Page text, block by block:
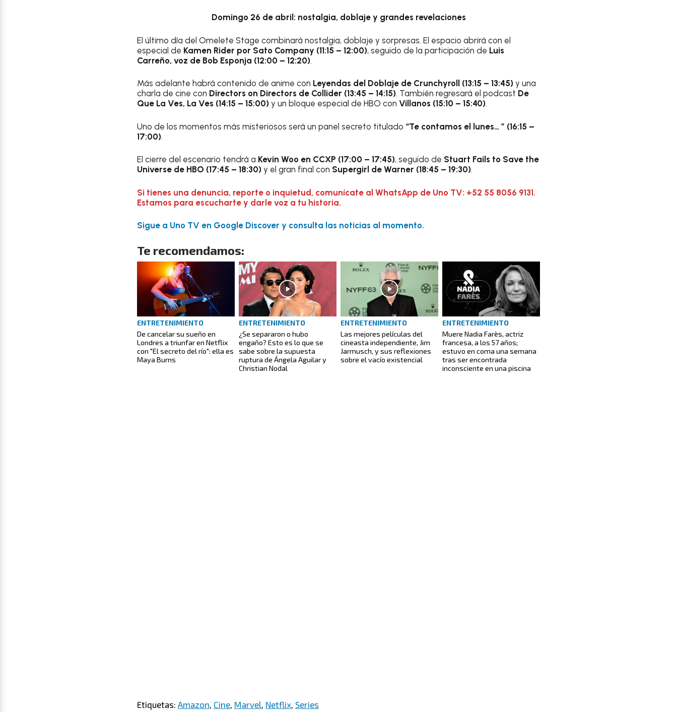
Domingo 26 de abril: nostalgia, doblaje y grandes revelaciones
El último día del Omelete Stage combinará nostalgia, doblaje y sorpresas. El espacio abrirá con el
especial de Kamen Rider por Sato Company (11:15 – 12:00), seguido de la participación de Luis
Carreño, voz de Bob Esponja (12:00 – 12:20).
Más adelante habrá contenido de anime con Leyendas del Doblaje de Crunchyroll (13:15 – 13:45) y una
charla de cine con Directors on Directors de Collider (13:45 – 14:15). También regresará el podcast De
Que La Ves, La Ves (14:15 – 15:00) y un bloque especial de HBO con Villanos (15:10 – 15:40).
Uno de los momentos más misteriosos será un panel secreto titulado “Te contamos el lunes… ” (16:15 –
17:00).
El cierre del escenario tendrá a Kevin Woo en CCXP (17:00 – 17:45), seguido de Stuart Fails to Save the
Universe de HBO (17:45 – 18:30) y el gran final con Supergirl de Warner (18:45 – 19:30).
Si tienes una denuncia, reporte o inquietud, comunícate al WhatsApp de Uno TV: +52 55 8056 9131.
Estamos para escucharte y darle voz a tu historia.
Sigue a Uno TV en Google Discover y consulta las noticias al momento.
Te recomendamos:
ENTRETENIMIENTO
De cancelar su sueño en
Londres a triunfar en Netflix
con "El secreto del río": ella es
Maya Burns
ENTRETENIMIENTO
¿Se separaron o hubo
engaño? Esto es lo que se
sabe sobre la supuesta
ruptura de Ángela Aguilar y
Christian Nodal
ENTRETENIMIENTO
Las mejores películas del
cineasta independiente, Jim
Jarmusch, y sus reflexiones
sobre el vacío existencial
ENTRETENIMIENTO
Muere Nadia Farès, actriz
francesa, a los 57 años;
estuvo en coma una semana
tras ser encontrada
inconsciente en una piscina
Etiquetas: Amazon Cine Marvel Netflix Series